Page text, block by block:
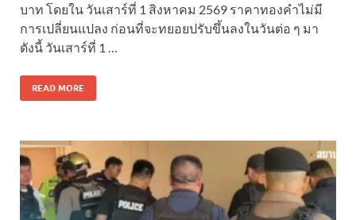
บาท โดยใน วันเสาร์ที่ 1 สิงหาคม 2569 ราคาทองคำไม่มี
การเปลี่ยนแปลง ก่อนที่จะทยอยปรับขึ้นลงในวันต่อ ๆ มา
ดังนี้ วันเสาร์ที่ 1 …
READ MORE